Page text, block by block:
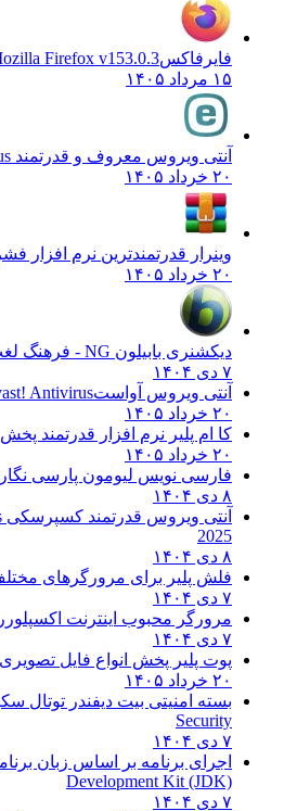
فایرفاکسMozilla Firefox v153.0.3
آنتی ویروس معروف و قدرتمند NOD32
وینرار قدرتمندترین نرم افزار
دیکشنری بابیلون NG - فرهنگ لغت کامپیوتر
آنتی ویروس آواست avast! Antivirus
کا ام پلیر نرم افزار قدرتمند پخش
فارسی نویس لیومون پارسی نگار
آنتی ویروس قدرتمند کسپرسکی 2025
2025
فلش پلیر برای مرورگرهای مختلف
مرورگر محبوب اینترنت اکسپلورر
پوت پلیر پخش انواع فایل تصویری و
بسته امنیتی بیت دیفندر توتال
Security
اجرای برنامه بر اساس زبان برنامه
Development Kit (JDK)